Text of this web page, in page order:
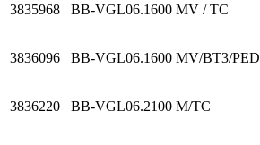
3835968 BB-VGL06.1600 MV / TC
3836096 BB-VGL06.1600 MV/BT3/PED
3836220 BB-VGL06.2100 M/TC